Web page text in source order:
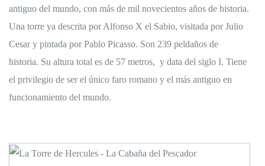
antiguo del mundo, con más de mil novecientos años de historia.
Una torre ya descrita por Alfonso X el Sabio, visitada por Julio
Cesar y pintada por Pablo Picasso. Son 239 peldaños de
historia. Su altura total es de 57 metros, ​​ y data del siglo I. Tiene
el privilegio de ser el único faro romano y el más antiguo en
funcionamiento del mundo.